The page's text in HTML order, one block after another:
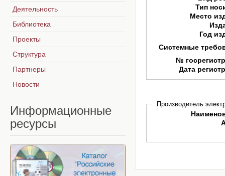
Тип
Место
Год
Системные
№
Дата
Производитель
Деятельность
Библиотека
Проекты
Структура
Партнеры
Новости
Информационные
ресурсы